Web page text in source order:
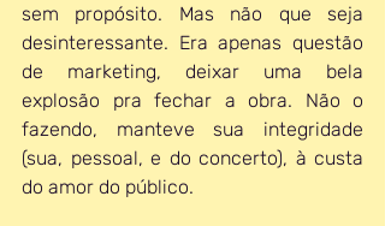
sem propósito. Mas não que seja
desinteressante. Era apenas questão
de marketing, deixar uma bela
explosão pra fechar a obra. Não o
fazendo, manteve sua integridade
(sua, pessoal, e do concerto), à custa
do amor do público.